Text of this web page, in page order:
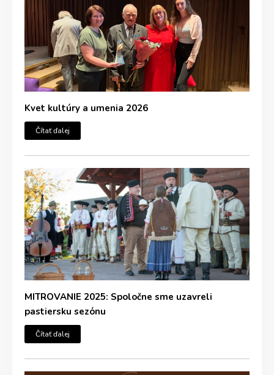
Kvet kultúry a umenia 2026
Čítať ďalej
MITROVANIE 2025: Spoločne sme uzavreli
pastiersku sezónu
Čítať ďalej